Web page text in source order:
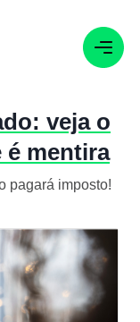
veja o
é mentira
pagará imposto!